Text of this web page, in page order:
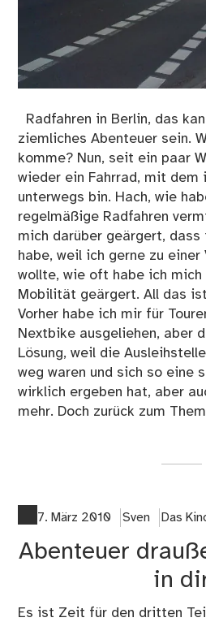
Radfahren in Berlin, das
ziemliches Abenteuer sein.
komme? Nun, seit ein paar
wieder ein Fahrrad, mit dem
unterwegs bin. Hach, wie
regelmäßige Radfahren
mich darüber geärgert, dass
habe, weil ich gerne zu
wollte, wie oft habe ich mich
Mobilität geärgert. All das
Vorher habe ich mir für
Nextbike ausgeliehen, aber
Lösung, weil die
weg waren und sich so eine
wirklich ergeben hat, aber
mehr. Doch zurück zum
7. März 2010 Sven Das
Abenteuer
in
Es ist Zeit für den dritten